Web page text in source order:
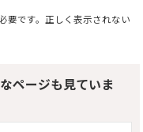
要です。正しく表示されない
ページも見ていま